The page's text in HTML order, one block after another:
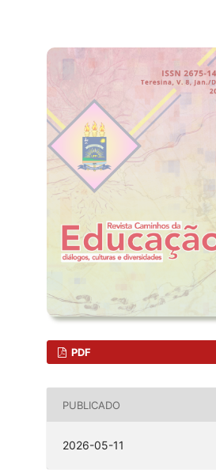
PDF
PUBLICADO
2026-05-11